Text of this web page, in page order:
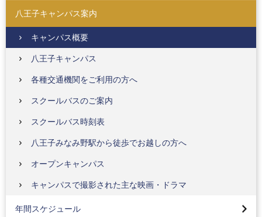
八王子キャンパス案内
キャンパス概要
八王子キャンパス
各種交通機関をご利用の方へ
スクールバスのご案内
スクールバス時刻表
八王子みなみ野駅から徒歩でお越しの方へ
オープンキャンパス
キャンパスで撮影された主な映画・ドラマ
年間スケジュール